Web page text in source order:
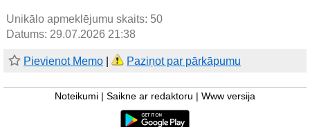
Unikālo apmeklējumu skaits: 50
Datums: 29.07.2026 21:38
Pievienot Memo Paziņot par pārkāpumu
Noteikumi Saikne ar redaktoru Www versija